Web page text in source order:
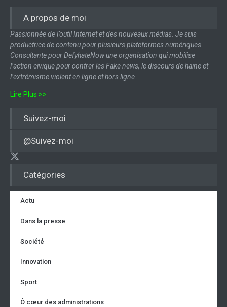
Catégories
Actu
Dans la presse
Société
Innovation
Sport
Ô cœur des administrations
A propos de moi
Passionnée de l’outil Internet et des nouveaux médias. Je suis
productrice de contenu pour plusieurs plateformes numériques.
Consultante pour DefyhateNow une organisation qui mobilise
l’action civique pour contrer les Fake news, le discours de haine et
l’extrémisme violent en ligne et hors ligne.
Lire Plus >>
Suivez-moi
@Suivez-moi